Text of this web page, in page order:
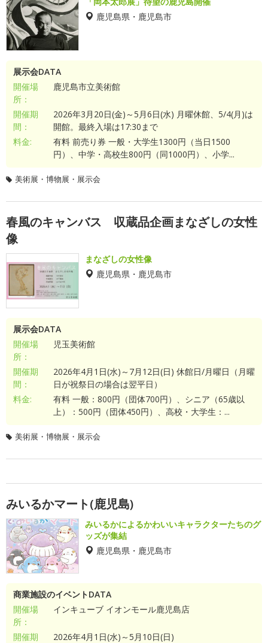
鹿児島県・鹿児島市
展示会DATA
開催場
所：
鹿児島市立美術館
開催期
間：
2026年3月20日(金)～5月6日(水) 月曜休館、5/4(月)は
開館。最終入場は17:30まで
料金:
有料 前売り券 一般・大学生1300円（当日1500
円）、中学・高校生800円（同1000円）、小学...
美術展・博物展・展示会
春風のキャンバス 収蔵品企画まなざしの女性
像
まなざしの女性像
鹿児島県・鹿児島市
展示会DATA
開催場
所：
児玉美術館
開催期
間：
2026年4月1日(水)～7月12日(日) 休館日/月曜日（月曜
日が祝祭日の場合は翌平日）
料金:
有料 一般：800円（団体700円）、シニア（65歳以
上）：500円（団体450円）、高校・大学生：...
美術展・博物展・展示会
みいるかマート(鹿児島)
みいるかによるかわいいキャラクターたちのグ
ッズが集結
鹿児島県・鹿児島市
商業施設のイベントDATA
開催場
所：
インキューブ イオンモール鹿児島店
開催期
2026年4月1日(水)～5月10日(日)